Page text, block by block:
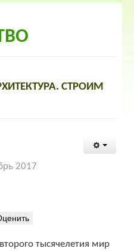
СТРОИМ
2017
тысячелетия мир